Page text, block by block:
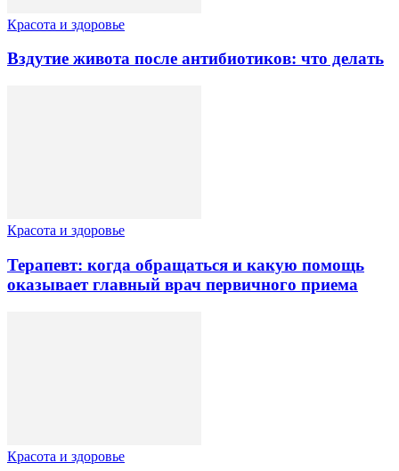
Красота и здоровье
Вздутие живота после антибиотиков: что делать
Красота и здоровье
Терапевт: когда обращаться и какую помощь
оказывает главный врач первичного приема
Красота и здоровье